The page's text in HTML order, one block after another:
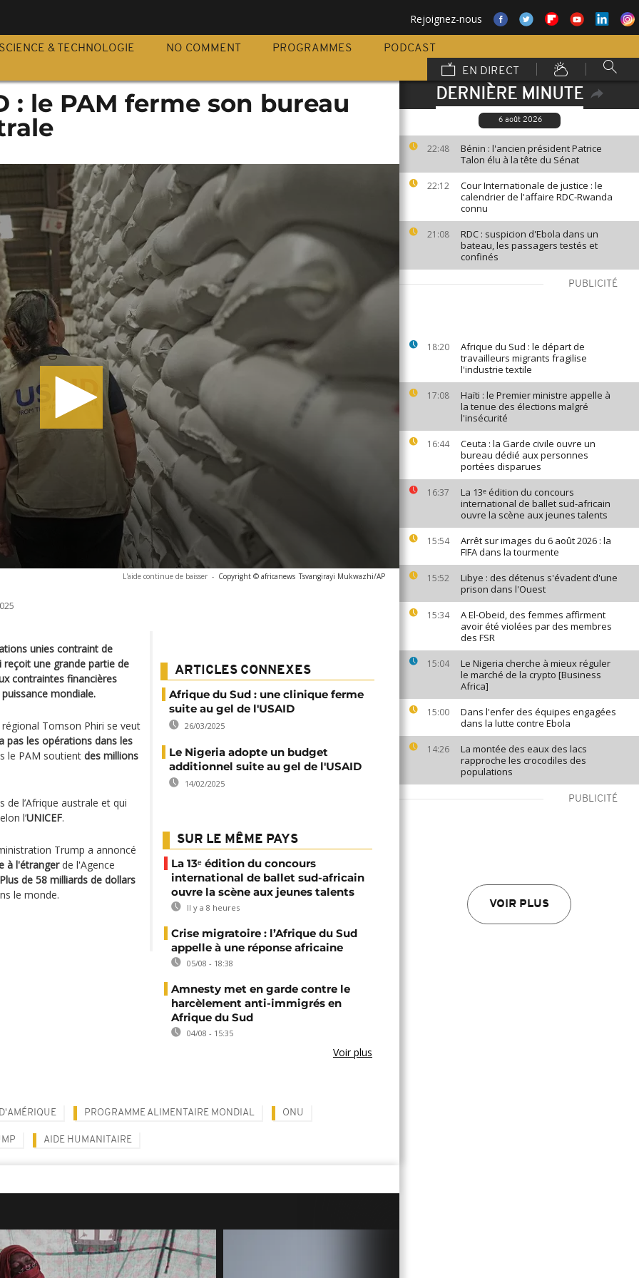
Rejoignez-nous
SCIENCE & TECHNOLOGIE NO COMMENT PROGRAMMES
PODCAST
EN DIRECT
DERNIÈRE MINUTE
6 août 2026
22:48
Bénin : l'ancien président Patrice
Talon élu à la tête du Sénat
22:12
Cour Internationale de justice : le
calendrier de l'affaire RDC-Rwanda
connu
21:08
RDC : suspicion d'Ebola dans un
bateau, les passagers testés et
confinés
PUBLICITÉ
18:20
Afrique du Sud : le départ de
travailleurs migrants fragilise
l'industrie textile
17:08
Haïti : le Premier ministre appelle à
la tenue des élections malgré
l'insécurité
16:44
Ceuta : la Garde civile ouvre un
bureau dédié aux personnes
portées disparues
16:37
La 13ᵉ édition du concours
international de ballet sud-africain
ouvre la scène aux jeunes talents
15:54
Arrêt sur images du 6 août 2026 : la
FIFA dans la tourmente
15:52
Libye : des détenus s'évadent d'une
prison dans l'Ouest
15:34
A El-Obeid, des femmes affirment
avoir été violées par des membres
des FSR
15:04
Le Nigeria cherche à mieux réguler
le marché de la crypto [Business
Africa]
15:00
Dans l'enfer des équipes engagées
dans la lutte contre Ebola
14:26
La montée des eaux des lacs
rapproche les crocodiles des
populations
PUBLICITÉ
VOIR PLUS
: le PAM ferme son bureau
L'aide continue de baisser - Copyright © africanews Tsvangirayi Mukwazhi/AP
unies contraint de
reçoit une grande partie de
contraintes financières
mondiale.
Tomson Phiri se veut
pas les opérations dans les
le PAM soutient des millions
l’Afrique australe et qui
l’UNICEF.
Trump a annoncé
à l'étrangerde l'Agence
Plus de 58 milliards de dollars
le monde.
ARTICLES CONNEXES
Afrique du Sud : une clinique ferme
suite au gel de l'USAID
26/03/2025
Le Nigeria adopte un budget
additionnel suite au gel de l'USAID
14/02/2025
SUR LE MÊME PAYS
La 13ᵉ édition du concours
international de ballet sud-africain
ouvre la scène aux jeunes talents
Il y a 8 heures
Crise migratoire : l’Afrique du Sud
appelle à une réponse africaine
05/08 - 18:38
Amnesty met en garde contre le
harcèlement anti-immigrés en
Afrique du Sud
04/08 - 15:35
Voir plus
PROGRAMME ALIMENTAIRE MONDIAL ONU
AIDE HUMANITAIRE